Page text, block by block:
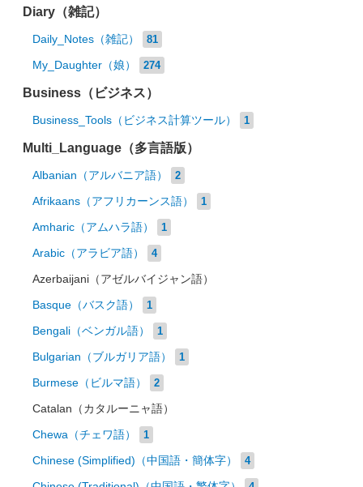
Diary（雑記）
Daily_Notes（雑記） 81
My_Daughter（娘） 274
Business（ビジネス）
Business_Tools（ビジネス計算ツール） 1
Multi_Language（多言語版）
Albanian（アルバニア語） 2
Afrikaans（アフリカーンス語） 1
Amharic（アムハラ語） 1
Arabic（アラビア語） 4
Azerbaijani（アゼルバイジャン語）
Basque（バスク語） 1
Bengali（ベンガル語） 1
Bulgarian（ブルガリア語） 1
Burmese（ビルマ語） 2
Catalan（カタルーニャ語）
Chewa（チェワ語） 1
Chinese (Simplified)（中国語・簡体字） 4